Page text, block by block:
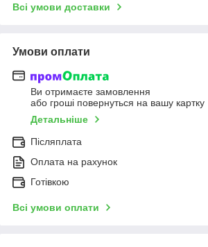
Всі умови доставки
Умови оплати
Ви отримаєте замовлення
або гроші повернуться на вашу картку
Детальніше
Післяплата
Оплата на рахунок
Готівкою
Всі умови оплати